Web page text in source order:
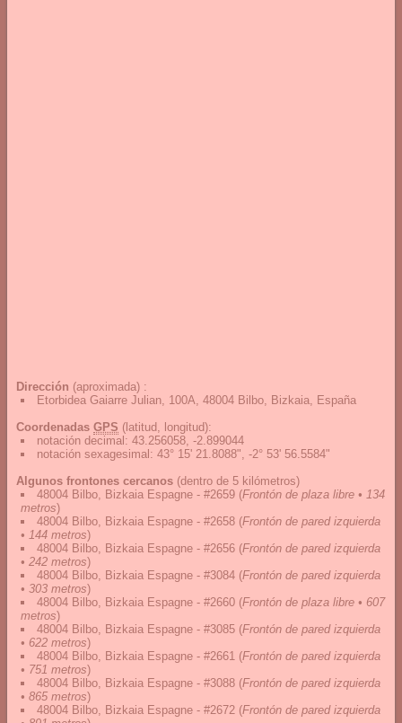
Dirección (aproximada) :
Etorbidea Gaiarre Julian, 100A, 48004 Bilbo, Bizkaia, España
Coordenadas GPS (latitud, longitud):
notación decimal : 43.256058, -2.899044
notación sexagesimal : 43° 15' 21.8088", -2° 53' 56.5584"
Algunos frontones cercanos (dentro de 5 kilómetros)
48004 Bilbo, Bizkaia Espagne - #2659 (Frontón de plaza libre • 134
metros)
48004 Bilbo, Bizkaia Espagne - #2658 (Frontón de pared izquierda
• 144 metros)
48004 Bilbo, Bizkaia Espagne - #2656 (Frontón de pared izquierda
• 242 metros)
48004 Bilbo, Bizkaia Espagne - #3084 (Frontón de pared izquierda
• 303 metros)
48004 Bilbo, Bizkaia Espagne - #2660 (Frontón de plaza libre • 607
metros)
48004 Bilbo, Bizkaia Espagne - #3085 (Frontón de pared izquierda
• 622 metros)
48004 Bilbo, Bizkaia Espagne - #2661 (Frontón de pared izquierda
• 751 metros)
48004 Bilbo, Bizkaia Espagne - #3088 (Frontón de pared izquierda
• 865 metros)
48004 Bilbo, Bizkaia Espagne - #2672 (Frontón de pared izquierda